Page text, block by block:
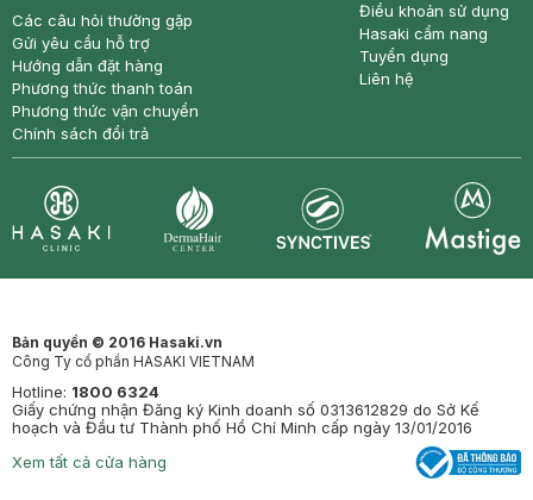
Các câu hỏi thường gặp
Gửi yêu cầu hỗ trợ
Hướng dẫn đặt hàng
Phương thức thanh toán
Phương thức vận chuyển
Chính sách đổi trả
Điều khoản sử dụng
Hasaki cẩm nang
Tuyển dụng
Liên hệ
Bản quyền © 2016 Hasaki.vn
Công Ty cổ phần HASAKI VIETNAM
Hotline: 1800 6324
Giấy chứng nhận Đăng ký Kinh doanh số 0313612829 do Sở Kế
hoạch và Đầu tư Thành phố Hồ Chí Minh cấp ngày 13/01/2016
Xem tất cả cửa hàng